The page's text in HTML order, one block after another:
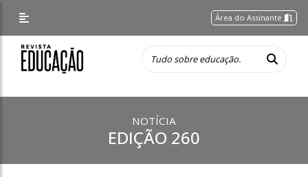
Área do Assinante
NOTÍCIA
EDIÇÃO 260